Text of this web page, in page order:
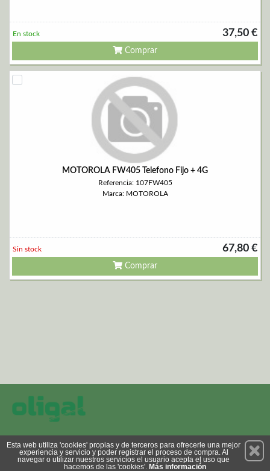
37,50 €
En stock
Comprar
MOTOROLA FW405 Telefono Fijo + 4G
Referencia: 107FW405
Marca: MOTOROLA
67,80 €
Sin stock
Comprar
Suscríbete
Esta web utiliza 'cookies' propias y de terceros para ofrecerle una mejor
experiencia y servicio y poder registrar el proceso de compra. Al
navegar o utilizar nuestros servicios el usuario acepta el uso que
hacemos de las 'cookies'. Más información